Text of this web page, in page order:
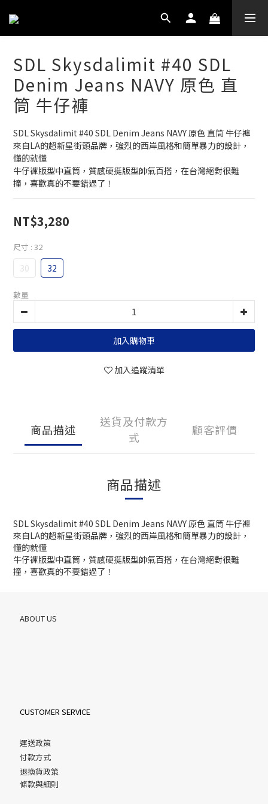
SDL Skysdalimit #40 SDL
Denim Jeans NAVY 原色 直
筒 牛仔褲
SDL Skysdalimit #40 SDL Denim Jeans NAVY 原色 直筒 牛仔褲
來自LA的超新星街頭品牌，強烈的西岸風格和簡單暴力的設計，
懂的就懂
牛仔褲版型中直筒，質感硬挺版型帥氣百搭，在台灣絕對很難
撞，喜歡真的不要錯過了！
NT$3,280
尺寸 : 32
30 32
數量
加入購物車
加入追蹤清單
商品描述
送貨及付款方
式
顧客評價
商品描述
SDL Skysdalimit #40 SDL Denim Jeans NAVY 原色 直筒 牛仔褲
來自LA的超新星街頭品牌，強烈的西岸風格和簡單暴力的設計，
懂的就懂
牛仔褲版型中直筒，質感硬挺版型帥氣百搭，在台灣絕對很難
撞，喜歡真的不要錯過了！
ABOUT US
CUSTOMER SERVICE
運送政策
付款方式
退換貨政策
條款與細則